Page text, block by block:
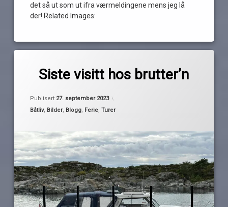
det så ut som ut ifra værmeldingene mens jeg lå
der! Related Images:
Siste visitt hos brutter’n
Publisert 27. september 2023
Kategorier:
Båtliv, Bilder, Blogg, Ferie,Turer
båtferie
mørkekjøring
omveier
Skottevik
Sørlandet